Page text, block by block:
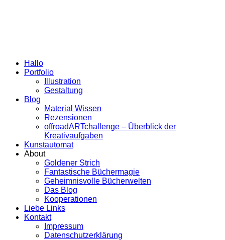
Hallo
Portfolio
Illustration
Gestaltung
Blog
Material Wissen
Rezensionen
offroadARTchallenge – Überblick der
Kreativaufgaben
Kunstautomat
About
Goldener Strich
Fantastische Büchermagie
Geheimnisvolle Bücherwelten
Das Blog
Kooperationen
Liebe Links
Kontakt
Impressum
Datenschutzerklärung